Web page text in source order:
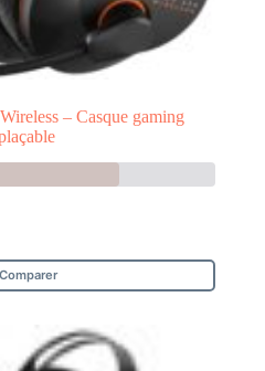
– Casque gaming
Comparer